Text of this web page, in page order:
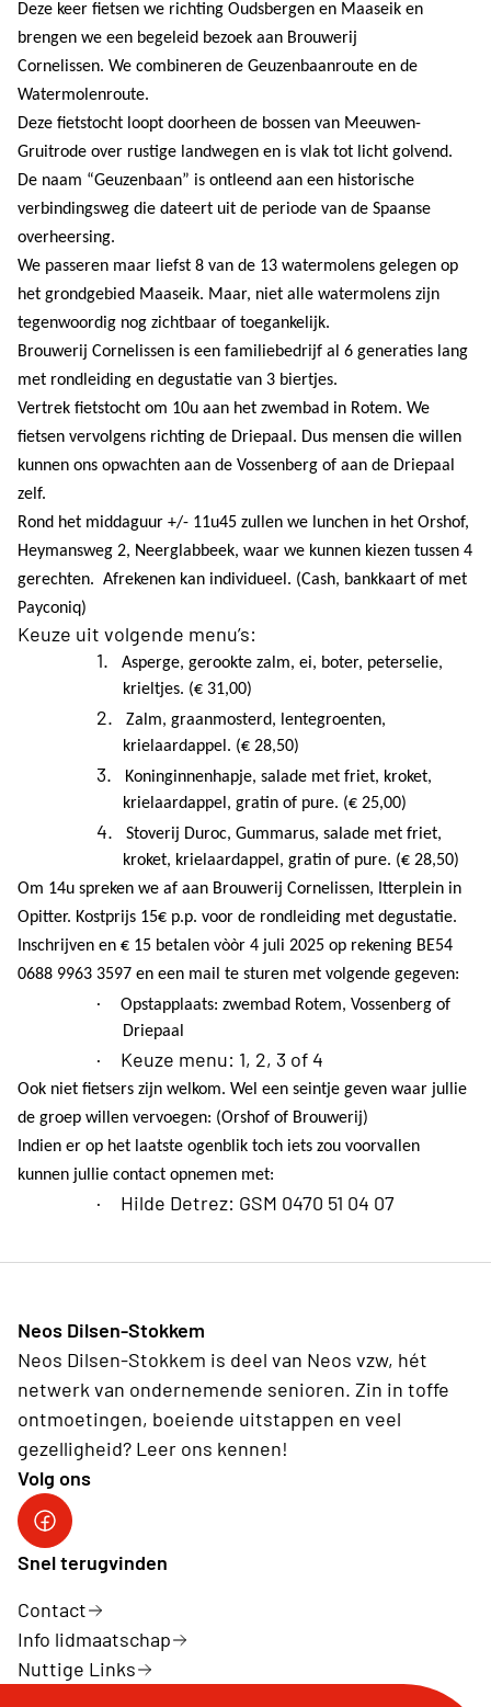
Deze keer fietsen we richting Oudsbergen en Maaseik en
brengen we een begeleid bezoek aan Brouwerij
Cornelissen. We combineren de Geuzenbaanroute en de
Watermolenroute.
Deze fietstocht loopt doorheen de bossen van Meeuwen-
Gruitrode over rustige landwegen en is vlak tot licht golvend.
De naam “Geuzenbaan” is ontleend aan een historische
verbindingsweg die dateert uit de periode van de Spaanse
overheersing.
We passeren maar liefst 8 van de 13 watermolens gelegen op
het grondgebied Maaseik. Maar, niet alle watermolens zijn
tegenwoordig nog zichtbaar of toegankelijk.
Brouwerij Cornelissen is een familiebedrijf al 6 generaties lang
met rondleiding en degustatie van 3 biertjes.
Vertrek fietstocht om 10u aan het zwembad in Rotem. We
fietsen vervolgens richting de Driepaal. Dus mensen die willen
kunnen ons opwachten aan de Vossenberg of aan de Driepaal
zelf.
Rond het middaguur +/- 11u45 zullen we lunchen in het Orshof,
Heymansweg 2, Neerglabbeek, waar we kunnen kiezen tussen 4
gerechten. Afrekenen kan individueel. (Cash, bankkaart of met
Payconiq)
Keuze uit volgende menu’s:
1.
Asperge, gerookte zalm, ei, boter, peterselie,
krieltjes. (€ 31,00)
2.
Zalm, graanmosterd, lentegroenten,
krielaardappel. (€ 28,50)
3.
Koninginnenhapje, salade met friet, kroket,
krielaardappel, gratin of pure. (€ 25,00)
4.
Stoverij Duroc, Gummarus, salade met friet,
kroket, krielaardappel, gratin of pure. (€ 28,50)
Om 14u spreken we af aan Brouwerij Cornelissen, Itterplein in
Opitter. Kostprijs 15€ p.p. voor de rondleiding met degustatie.
Inschrijven en € 15 betalen vòòr 4 juli 2025 op rekening BE54
0688 9963 3597 en een mail te sturen met volgende gegeven:
·
Opstapplaats: zwembad Rotem, Vossenberg of
Driepaal
· Keuze menu: 1, 2, 3 of 4
Ook niet fietsers zijn welkom. Wel een seintje geven waar jullie
de groep willen vervoegen: (Orshof of Brouwerij)
Indien er op het laatste ogenblik toch iets zou voorvallen
kunnen jullie contact opnemen met:
· Hilde Detrez: GSM 0470 51 04 07
Neos Dilsen-Stokkem
Neos Dilsen-Stokkem is deel van Neos vzw, hét
netwerk van ondernemende senioren. Zin in toffe
ontmoetingen, boeiende uitstappen en veel
gezelligheid? Leer ons kennen!
Volg ons
Neos Dilsen-Stokkem
Snel terugvinden
Contact
Info lidmaatschap
Nuttige Links